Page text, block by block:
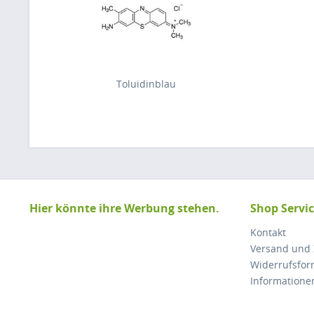
Toluidinblau
Hier könnte ihre Werbung stehen. Shop
Kontakt
Versand